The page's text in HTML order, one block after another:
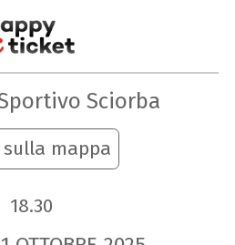
Sciorba
sulla mappa
18.30